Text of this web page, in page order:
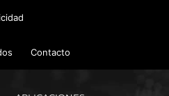
Contacto